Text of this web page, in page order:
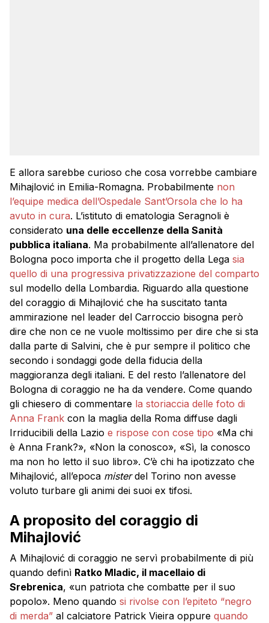
E allora sarebbe curioso che cosa vorrebbe cambiare
Mihajlović in Emilia-Romagna. Probabilmente non
l’equipe medica dell’Ospedale Sant’Orsola che lo ha
avuto in cura. L’istituto di ematologia Seragnoli è
considerato una delle eccellenze della Sanità
pubblica italiana. Ma probabilmente all’allenatore del
Bologna poco importa che il progetto della Lega sia
quello di una progressiva privatizzazione del comparto
sul modello della Lombardia. Riguardo alla questione
del coraggio di Mihajlović che ha suscitato tanta
ammirazione nel leader del Carroccio bisogna però
dire che non ce ne vuole moltissimo per dire che si sta
dalla parte di Salvini, che è pur sempre il politico che
secondo i sondaggi gode della fiducia della
maggioranza degli italiani. E del resto l’allenatore del
Bologna di coraggio ne ha da vendere. Come quando
gli chiesero di commentare la storiaccia delle foto di
Anna Frank con la maglia della Roma diffuse dagli
Irriducibili della Lazio e rispose con cose tipo «Ma chi
è Anna Frank?», «Non la conosco», «Sì, la conosco
ma non ho letto il suo libro». C’è chi ha ipotizzato che
Mihajlović, all’epoca misterdel Torino non avesse
voluto turbare gli animi dei suoi ex tifosi.
A proposito del coraggio di
Mihajlović
A Mihajlović di coraggio ne servì probabilmente di più
quando definì Ratko Mladic, il macellaio di
Srebrenica, «un patriota che combatte per il suo
popolo». Meno quando si rivolse con l’epiteto “negro
di merda” al calciatore Patrick Vieira oppure quando